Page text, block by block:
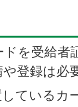
ドを受給
登録は必
しているカ